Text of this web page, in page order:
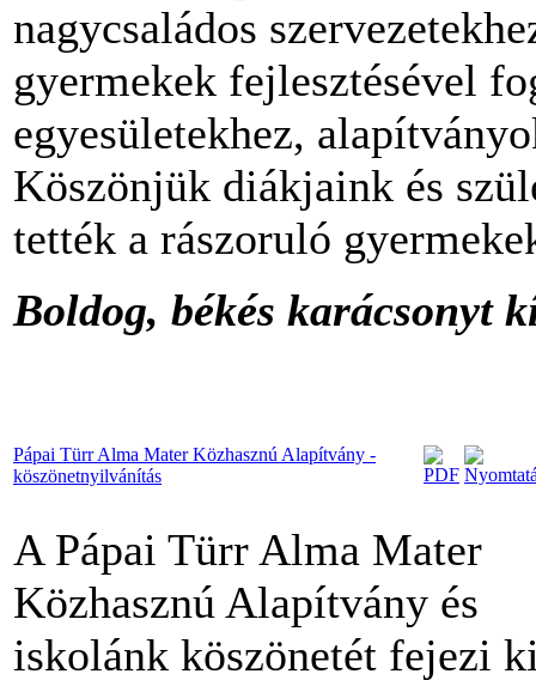
nagycsaládos
gyermekek fejlesztésével
egyesületekhez,
Köszönjük diákjaink és
tették a rászoruló
Boldog, békés karácsonyt
Pápai Türr Alma Mater Közhasznú Alapítvány -
köszönetnyilvánítás
A Pápai Türr Alma Mater
Közhasznú Alapítvány és
iskolánk köszönetét fejezi